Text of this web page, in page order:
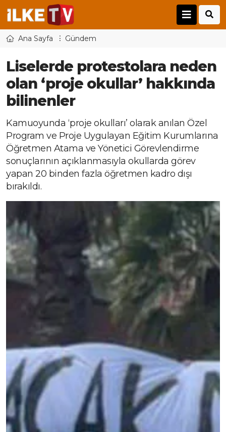
Ana Sayfa Gündem
Liselerde protestolara neden
olan ‘proje okullar’ hakkında
bilinenler
Kamuoyunda ‘proje okulları’ olarak anılan Özel
Program ve Proje Uygulayan Eğitim Kurumlarına
Öğretmen Atama ve Yönetici Görevlendirme
sonuçlarının açıklanmasıyla okullarda görev
yapan 20 binden fazla öğretmen kadro dışı
bırakıldı.